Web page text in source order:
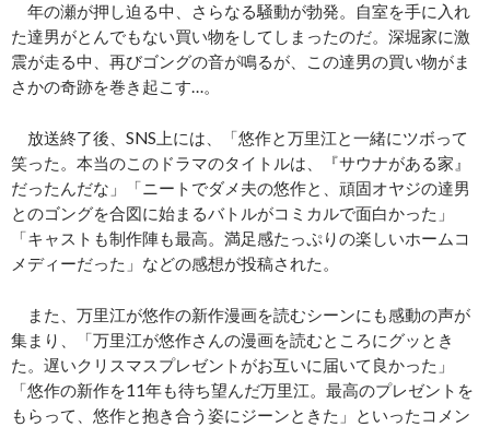
年の瀬が押し迫る中、さらなる騒動が勃発。自室を手に入れ
た達男がとんでもない買い物をしてしまったのだ。深堀家に激
震が走る中、再びゴングの音が鳴るが、この達男の買い物がま
さかの奇跡を巻き起こす…。
放送終了後、SNS上には、「悠作と万里江と一緒にツボって
笑った。本当のこのドラマのタイトルは、『サウナがある家』
だったんだな」「ニートでダメ夫の悠作と、頑固オヤジの達男
とのゴングを合図に始まるバトルがコミカルで面白かった」
「キャストも制作陣も最高。満足感たっぷりの楽しいホームコ
メディーだった」などの感想が投稿された。
また、万里江が悠作の新作漫画を読むシーンにも感動の声が
集まり、「万里江が悠作さんの漫画を読むところにグッとき
た。遅いクリスマスプレゼントがお互いに届いて良かった」
「悠作の新作を11年も待ち望んだ万里江。最高のプレゼントを
もらって、悠作と抱き合う姿にジーンときた」といったコメン